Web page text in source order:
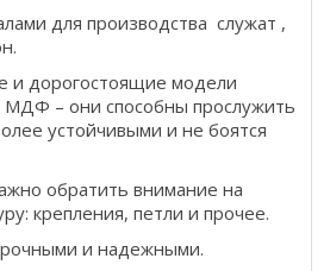
для производства служат ,
и дорогостоящие модели
МДФ – они способны прослужить
устойчивыми и не боятся
обратить внимание на
крепления, петли и прочее.
и надежными.